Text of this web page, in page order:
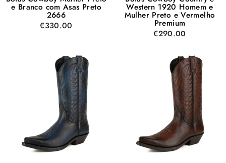
e Branco com Asas Preto
2666
€330.00
Western 1920 Homem e
Mulher Preto e Vermelho
Premium
€290.00